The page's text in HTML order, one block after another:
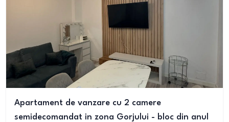
Apartament de vanzare cu 2 camere
semidecomandat in zona Gorjului - bloc din anul